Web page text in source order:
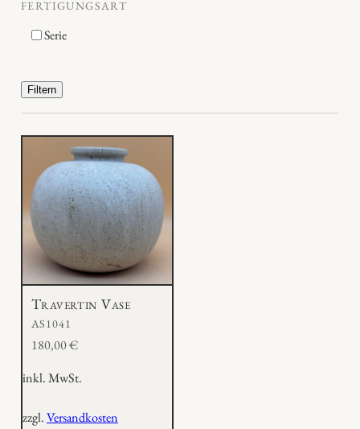
FERTIGUNGSART
Serie
Filtern
Travertin Vase
AS1041
180,00€
inkl. MwSt.
zzgl.Versandkosten